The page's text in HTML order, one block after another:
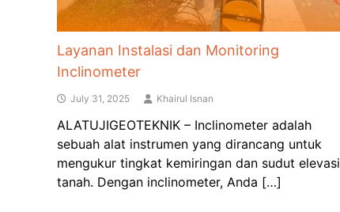
Layanan Instalasi dan Monitoring
Inclinometer
July 31, 2025 Khairul Isnan
ALATUJIGEOTEKNIK – Inclinometer adalah
sebuah alat instrumen yang dirancang untuk
mengukur tingkat kemiringan dan sudut elevasi
tanah. Dengan inclinometer, Anda […]